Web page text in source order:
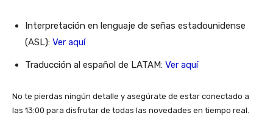
Interpretación en lenguaje de señas estadounidense
(ASL): Ver aquí
Traducción al español de LATAM: Ver aquí
No te pierdas ningún detalle y asegúrate de estar conectado a
las 13:00 para disfrutar de todas las novedades en tiempo real.